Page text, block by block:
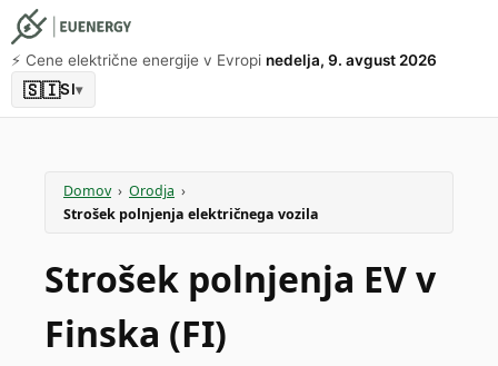
⚡️ Cene električne energije v Evropi nedelja, 9. avgust 2026
🇸🇮SI▾
Domov › Orodja ›
Strošek polnjenja električnega vozila
Strošek polnjenja EV v
Finska (FI)